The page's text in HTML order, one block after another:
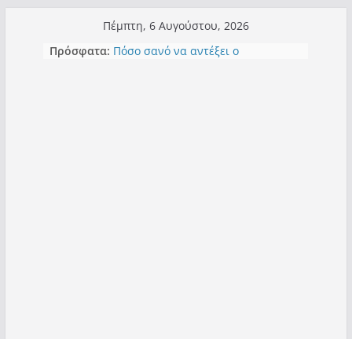
περιεχόμενο
Πέμπτη, 6 Αυγούστου, 2026
Πρόσφατα: Sky στην Καστοριά;